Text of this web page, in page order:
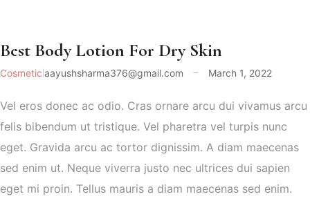
Best Body Lotion For Dry Skin
Cosmetic aayushsharma376@gmail.com March 1, 2022
Vel eros donec ac odio. Cras ornare arcu dui vivamus arcu
felis bibendum ut tristique. Vel pharetra vel turpis nunc
eget. Gravida arcu ac tortor dignissim. A diam maecenas
sed enim ut. Neque viverra justo nec ultrices dui sapien
eget mi proin. Tellus mauris a diam maecenas sed enim.